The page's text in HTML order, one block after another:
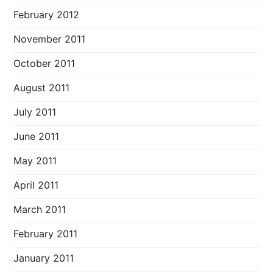
February 2012
November 2011
October 2011
August 2011
July 2011
June 2011
May 2011
April 2011
March 2011
February 2011
January 2011